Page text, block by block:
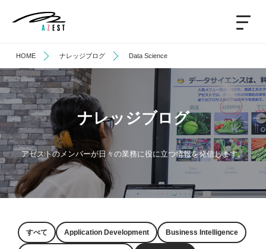
HOME ナレッジブログ Data Science
ナレッジブログ
アゼストのメンバーが日々の業務に役に立つ情報を発信します。
すべて Application Development Business Intelligence